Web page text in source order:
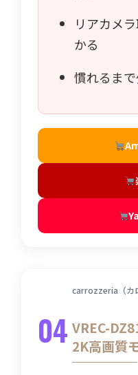
リアカメ
かる
慣れるま
04
carrozzeria（カ
VREC-
2K高画質